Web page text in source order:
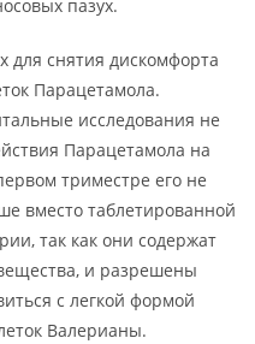
пазух.
для снятия дискомфорта
Парацетамола.
исследования не
Парацетамола на
триместре его не
вместо таблетированной
так как они содержат
и разрешены
с легкой формой
Валерианы.